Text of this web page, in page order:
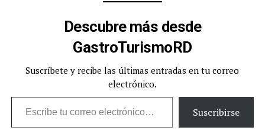
Descubre más desde
GastroTurismoRD
Suscríbete y recibe las últimas entradas en tu correo
electrónico.
Escribe tu correo electrónico…
Suscribirse